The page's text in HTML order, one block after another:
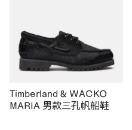
Timberland & WACKO
MARIA 男款三孔帆船鞋